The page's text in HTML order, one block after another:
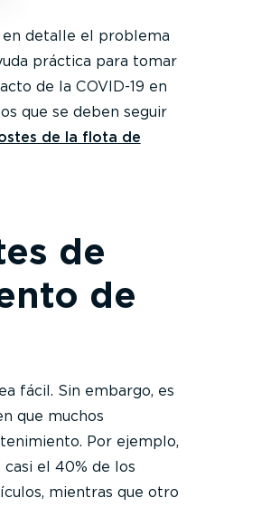
detalle el problema
práctica para tomar
de la COVID-19 en
que se deben seguir
de la flota de
de
de
fácil. Sin embargo, es
que muchos
Por ejemplo,
el 40% de los
mientras que otro